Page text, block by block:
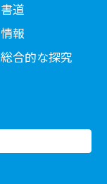
書道
情報
総合的な探究